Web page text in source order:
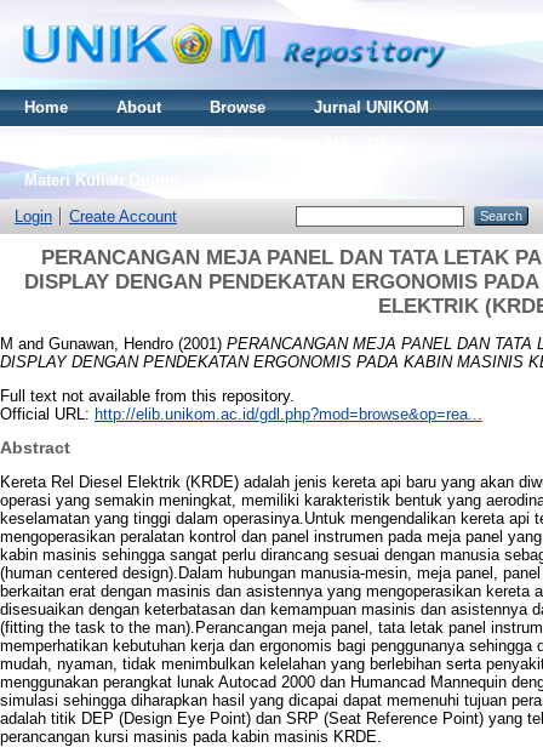
Home About Browse
Jurnal UNIKOM
Materi Kuliah Online
Login
Create Account
PERANCANGAN MEJA PANEL DAN TATA LETAK
DISPLAY DENGAN PENDEKATAN ERGONOMIS
ELEKTRIK
M and Gunawan, Hendro (2001) PERANCANGAN MEJA PANEL DAN TATA
DISPLAY DENGAN PENDEKATAN ERGONOMIS PADA KABIN MASINIS
Full text not available from this repository.
Official URL: http://elib.unikom.ac.id/gdl.php?mod=browse&op=rea...
Abstract
Kereta Rel Diesel Elektrik (KRDE) adalah jenis kereta api baru yang akan
operasi yang semakin meningkat, memiliki karakteristik bentuk yang
keselamatan yang tinggi dalam operasinya.Untuk mengendalikan kereta
mengoperasikan peralatan kontrol dan panel instrumen pada meja panel
kabin masinis sehingga sangat perlu dirancang sesuai dengan manusia
(human centered design).Dalam hubungan manusia-mesin, meja panel,
berkaitan erat dengan masinis dan asistennya yang mengoperasikan kereta
disesuaikan dengan keterbatasan dan kemampuan masinis dan asistennya
(fitting the task to the man).Perancangan meja panel, tata letak panel
memperhatikan kebutuhan kerja dan ergonomis bagi penggunanya
mudah, nyaman, tidak menimbulkan kelelahan yang berlebihan serta
menggunakan perangkat lunak Autocad 2000 dan Humancad Mannequin
simulasi sehingga diharapkan hasil yang dicapai dapat memenuhi tujuan
adalah titik DEP (Design Eye Point) dan SRP (Seat Reference Point) yang
perancangan kursi masinis pada kabin masinis KRDE.